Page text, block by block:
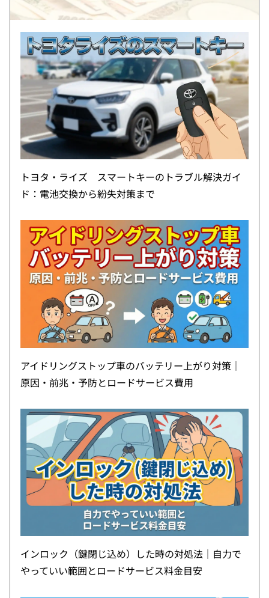
トヨタ・ライズ スマートキーのトラブル解決ガイ
ド：電池交換から紛失対策まで
アイドリングストップ車のバッテリー上がり対策｜
原因・前兆・予防とロードサービス費用
インロック（鍵閉じ込め）した時の対処法｜自力で
やっていい範囲とロードサービス料金目安